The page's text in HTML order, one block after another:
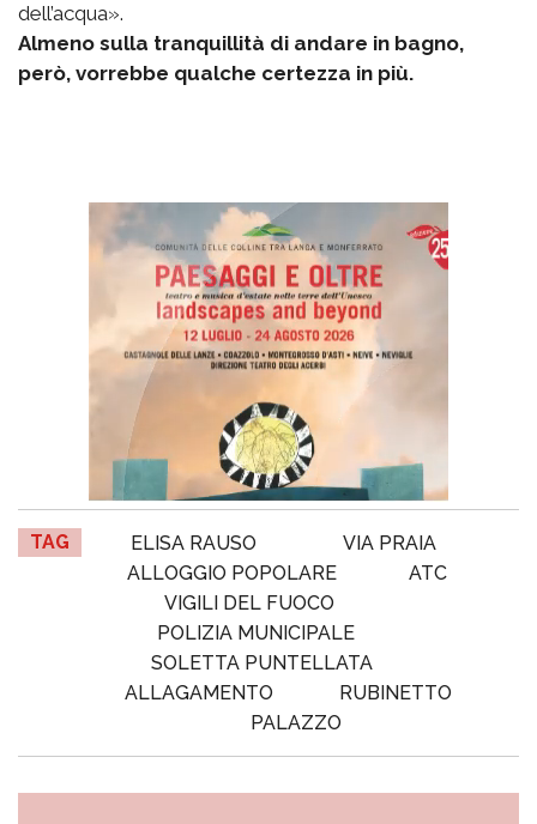
dell’acqua».
Almeno sulla tranquillità di andare in bagno,
però, vorrebbe qualche certezza in più.
TAG ELISA RAUSO
VIA PRAIA
ALLOGGIO POPOLARE
ATC
VIGILI DEL FUOCO
POLIZIA MUNICIPALE
SOLETTA PUNTELLATA
ALLAGAMENTO
RUBINETTO
PALAZZO